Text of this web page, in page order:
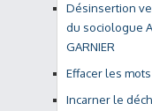
Désinsertion
du sociologue
GARNIER
Effacer les
Incarner le